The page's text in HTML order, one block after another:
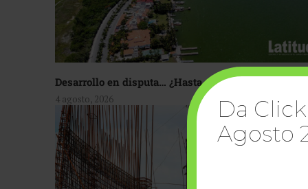
Desarrollo en disputa… ¿Hasta dónde crecer?
4 agosto, 2026
Da
Agosto